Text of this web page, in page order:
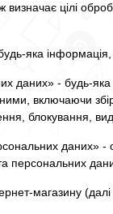
визначає цілі
яка
даних» - будь-яка
включаючи
блокування,
персональних
магазину